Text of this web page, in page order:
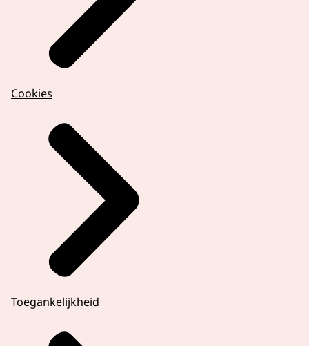
Cookies
Toegankelijkheid